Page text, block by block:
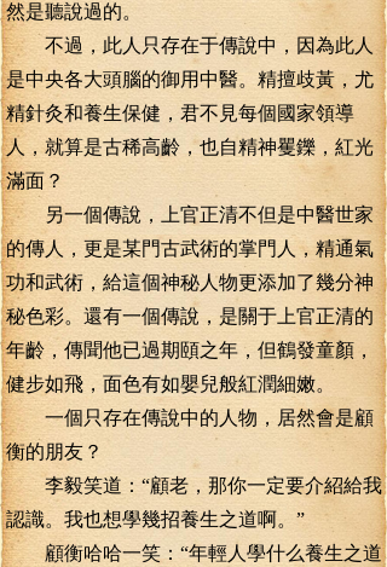
然是聽說過的。
不過，此人只存在于傳說中，因為此人
是中央各大頭腦的御用中醫。精擅歧黃，尤
精針灸和養生保健，君不見每個國家領導
人，就算是古稀高齡，也自精神矍鑠，紅光
滿面？
另一個傳說，上官正清不但是中醫世家
的傳人，更是某門古武術的掌門人，精通氣
功和武術，給這個神秘人物更添加了幾分神
秘色彩。還有一個傳說，是關于上官正清的
年齡，傳聞他已過期頤之年，但鶴發童顏，
健步如飛，面色有如嬰兒般紅潤細嫩。
一個只存在傳說中的人物，居然會是顧
衡的朋友？
李毅笑道：“顧老，那你一定要介紹給我
認識。我也想學幾招養生之道啊。”
顧衡哈哈一笑：“年輕人學什么養生之道